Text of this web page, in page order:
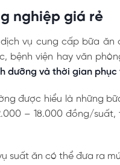
nghiệp giá rẻ
vụ cung cấp bữa
bệnh viện hay văn
dưỡng và thời gian phục
được hiểu là những
– 18.000 đồng/
suất ăn có thể đưa ra